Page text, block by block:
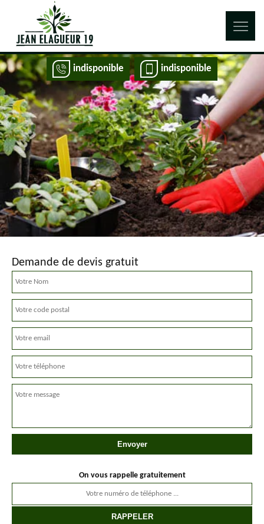
indisponible indisponible
Demande de devis gratuit
On vous rappelle gratuitement